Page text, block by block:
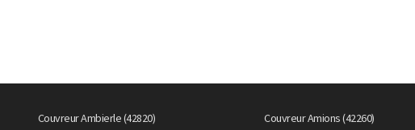
Couvreur Ambierle (42820)
Couvreur Amions (42260)